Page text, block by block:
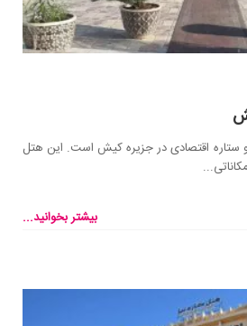
اقتصادی در جزیره کیش است. این هتل
بیشتر بخوانید...